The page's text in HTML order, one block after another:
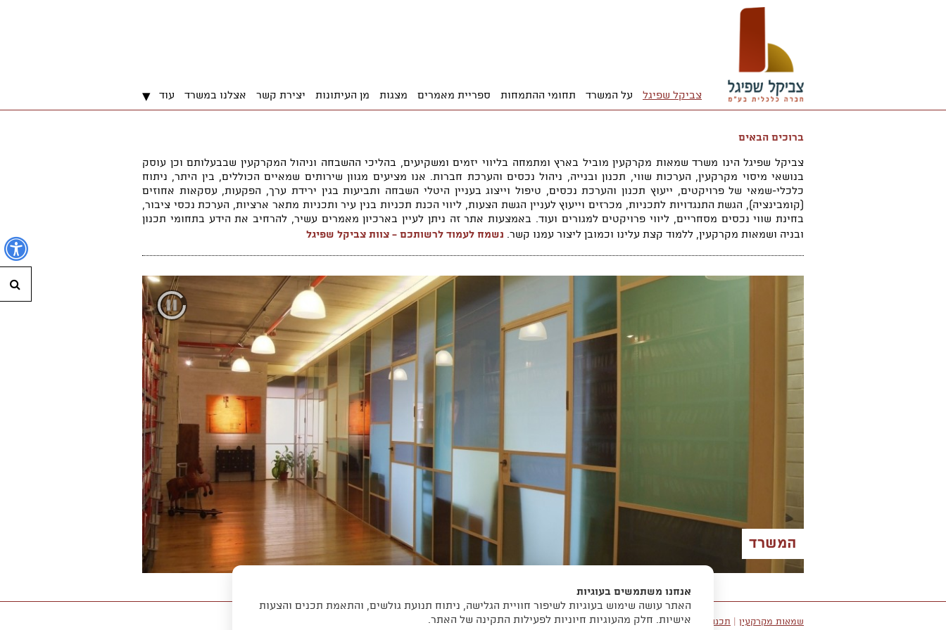
צביקל שפיגל על המשרד תחומי ההתמחות ספריית מאמרים מצגות מן העיתונות יצירת קשר אצלנו במשרד עוד ▾
ברוכים הבאים
צביקל שפיגל הינו משרד שמאות מקרקעין מוביל בארץ ומתמחה בליווי יזמים ומשקיעים, בהליכי ההשבחה וניהול המקרקעין שבבעלותם וכן עוסק
בנושאי מיסוי מקרקעין, הערכות שווי, תכנון ובנייה, ניהול נכסים והערכת חברות. אנו מציעים מגוון שירותים שמאיים הכוללים, בין היתר, ניתוח
כלכלי-שמאי של פרויקטים, ייעוץ תכנון והערכת נכסים, טיפול וייצוג בעניין היטלי השבחה ותביעות בגין ירידת ערך, הפקעות, עסקאות אחוזים
(קומבינציה), הגשת התנגדויות לתכניות, מכרזים וייעוץ לעניין הגשת הצעות, ליווי הכנת תכניות בנין עיר ותכניות מתאר ארציות, הערכת נכסי ציבור,
בחינת שווי נכסים מסחריים, ליווי פרויקטים למגורים ועוד. באמצעות אתר זה ניתן לעיין בארכיון מאמרים עשיר, להרחיב את הידע בתחומי תכנון
ובניה ושמאות מקרקעין, ללמוד קצת עלינו וכמובן ליצור עמנו קשר. נשמח לעמוד לרשותכם - צוות צביקל שפיגל
המשרד
שמאות מקרקעין תכנון ובנייה|יעוץ כלכלי |תכנון אורבני|ניהול נכסים
אנחנו משתמשים בעוגיות
האתר עושה שימוש בעוגיות לשיפור חוויית הגלישה, ניתוח תנועת גולשים, והתאמת תכנים והצעות
אישיות. חלק מהעוגיות חיוניות לפעילות התקינה של האתר.